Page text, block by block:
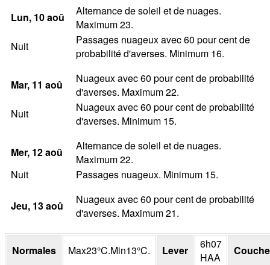
Lun, 10aoû
Alternance de soleil et de nuages.
Maximum 23.
Nuit
Passages nuageux avec 60 pour cent de
probabilité d'averses. Minimum 16.
Mar, 11 aoû
Nuageux avec 60 pour cent de probabilité
d'averses. Maximum 22.
Nuit
Nuageux avec 60 pour cent de probabilité
d'averses. Minimum 15.
Mer, 12aoû
Alternance de soleil et de nuages.
Maximum 22.
Nuit
Passages nuageux. Minimum 15.
Jeu, 13aoû
Nuageux avec 60 pour cent de probabilité
d'averses. Maximum 21.
Normales Max23°C.Min13°C. Lever
6h07
HAA